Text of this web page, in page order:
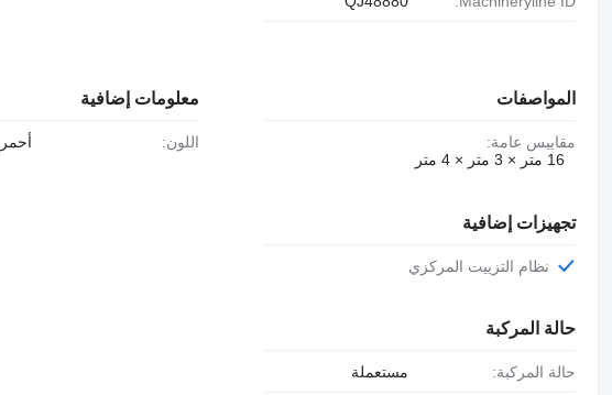
المواصفات
مقاييس عامة:
16 متر × 3 متر × 4 متر
تجهيزات إضافية
نظام التزييت المركزي
حالة المركبة
حالة المركبة: مستعملة
معلومات إضافية
اللون: أحمر